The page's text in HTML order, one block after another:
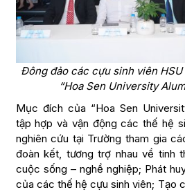
Đông đảo các cựu sinh viên
“Hoa Sen University
Mục đích của “Hoa Sen
tập hợp và vận động các thế hệ
nghiên cứu tại Trường tham gia
đoàn kết, tương trợ nhau về tinh
cuộc sống – nghề nghiệp; Phát
của các thế hệ cựu sinh viên; Tạo